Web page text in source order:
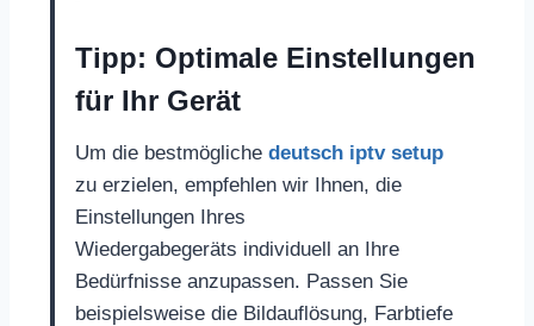
Tipp: Optimale Einstellungen
für Ihr Gerät
Um die bestmögliche deutsch iptv setup
zu erzielen, empfehlen wir Ihnen, die
Einstellungen Ihres
Wiedergabegeräts individuell an Ihre
Bedürfnisse anzupassen. Passen Sie
beispielsweise die Bildauflösung, Farbtiefe